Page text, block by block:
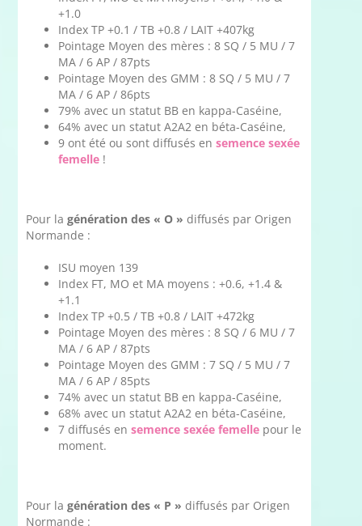
+1.0
Index TP +0.1 / TB +0.8 / LAIT +407kg
Pointage Moyen des mères : 8 SQ / 5 MU / 7
MA / 6 AP / 87pts
Pointage Moyen des GMM : 8 SQ / 5 MU / 7
MA / 6 AP / 86pts
79% avec un statut BB en kappa-Caséine,
64% avec un statut A2A2 en béta-Caséine,
9 ont été ou sont diffusés ensemence sexée
femelle !
Pour lagénération des « O » diffusés par Origen
Normande :
ISU moyen 139
Index FT, MO et MA moyens : +0.6, +1.4 &
+1.1
Index TP +0.5 / TB +0.8 / LAIT +472kg
Pointage Moyen des mères : 8 SQ / 6 MU / 7
MA / 6 AP / 87pts
Pointage Moyen des GMM : 7 SQ / 5 MU / 7
MA / 6 AP / 85pts
74% avec un statut BB en kappa-Caséine,
68% avec un statut A2A2 en béta-Caséine,
7 diffusés ensemence sexée femelle pour le
moment.
Pour lagénération des « P » diffusés par Origen
Normande :